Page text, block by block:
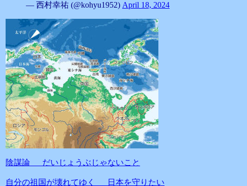
— 西村幸祐 (@kohyu1952) April 18, 2024
陰謀論 だいじょうぶじゃないこと
自分の祖国が壊れてゆく 日本を守りたい